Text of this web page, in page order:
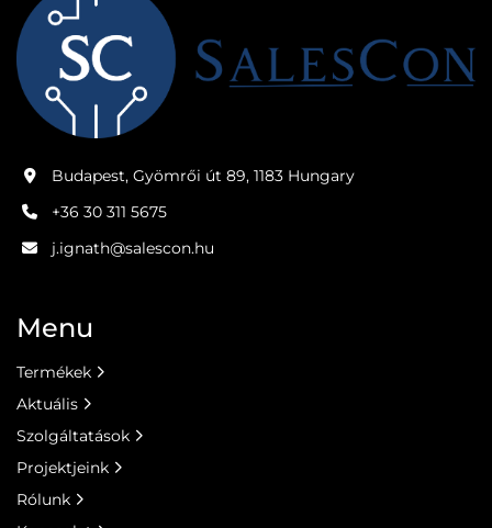
Budapest, Gyömrői út 89, 1183 Hungary
+36 30 311 5675
j.ignath@salescon.hu
Menu
Termékek
Aktuális
Szolgáltatások
Projektjeink
Rólunk